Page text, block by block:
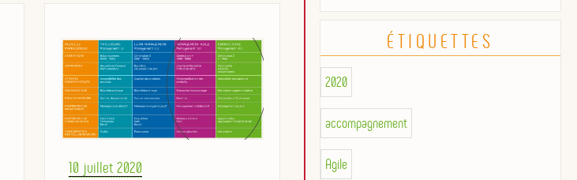
Posted
10 juillet 2020
ÉTIQUETTES
2020
accompagnement
Agile